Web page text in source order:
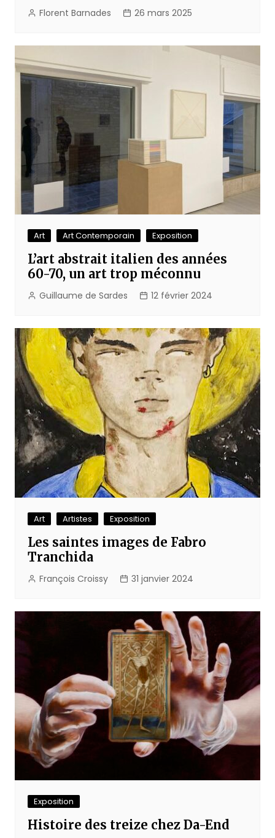
Florent Barnades 26 mars 2025
Art Art Contemporain Exposition
L’art abstrait italien des années
60-70, un art trop méconnu
Guillaume de Sardes 12 février 2024
Art Artistes Exposition
Les saintes images de Fabro
Tranchida
François Croissy 31 janvier 2024
Exposition
Histoire des treize chez Da-End